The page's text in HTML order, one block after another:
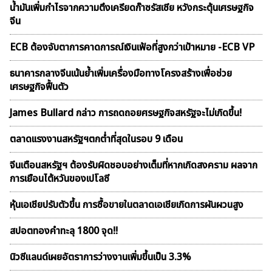
น้ำมันเพิ่มกำไรจากความตึงเครียดก๊าซรัสเซีย หวังกระตุ้นเศรษฐกิจ
จีน
ECB ต้องจับตาการคาดการณ์เงินเฟ้อที่สูงกว่าเป้าหมาย -ECB VP
ธนาคารกลางจีนเน้นย้ำเพิ่มเครื่องมือทางโครงสร้างเพื่อช่วย
เศรษฐกิจฟื้นตัว
James Bullard กล่าว การถดถอยศรษฐกิจสหรัฐจะไม่เกิดขึ้น!
ตลาดเเรงงานสหรัฐฯตกต่ำที่สุดในรอบ 9 เดือน
จีนเตือนสหรัฐฯ ต้องรับผิดชอบอย่างเต็มที่หากเกิดสงคราม ผลจาก
การเยือนไต้หวันของเปโลซี
หุ้นเอเชียปรับตัวขึ้น การซื้อขายในตลาดเอเชียเกิดการผันผวนสูง
สปอตทองคำทะลุ 1800 จุด!!
นิวซีแลนด์เผยอัตราการว่างงานเพิ่มขึ้นเป็น 3.3%